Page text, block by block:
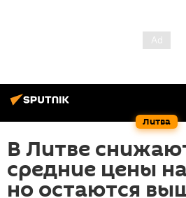
Литва
В Литве
средние цены
но остаются